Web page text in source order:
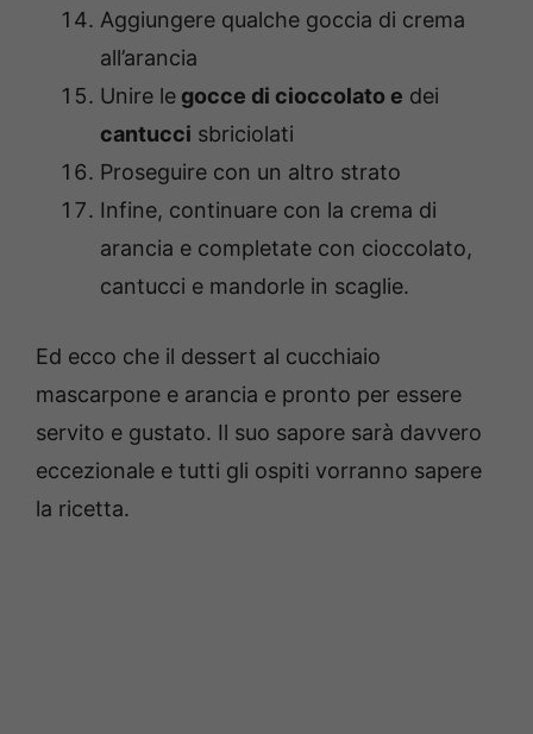
Aggiungere qualche goccia di crema
all’arancia
Unire le gocce di cioccolato e dei
cantucci sbriciolati
Proseguire con un altro strato
Infine, continuare con la crema di
arancia e completate con cioccolato,
cantucci e mandorle in scaglie.
Ed ecco che il dessert al cucchiaio
mascarpone e arancia e pronto per essere
servito e gustato. Il suo sapore sarà davvero
eccezionale e tutti gli ospiti vorranno sapere
la ricetta.